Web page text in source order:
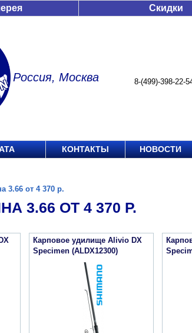
Скидки
Россия, Москва 8-(499)-398-22-
КОНТАКТЫ НОВОСТИ
3.66 от 4 370 р.
3.66 ОТ 4 370 Р.
Карповое удилище Alivio DX
Specimen (ALDX12300)